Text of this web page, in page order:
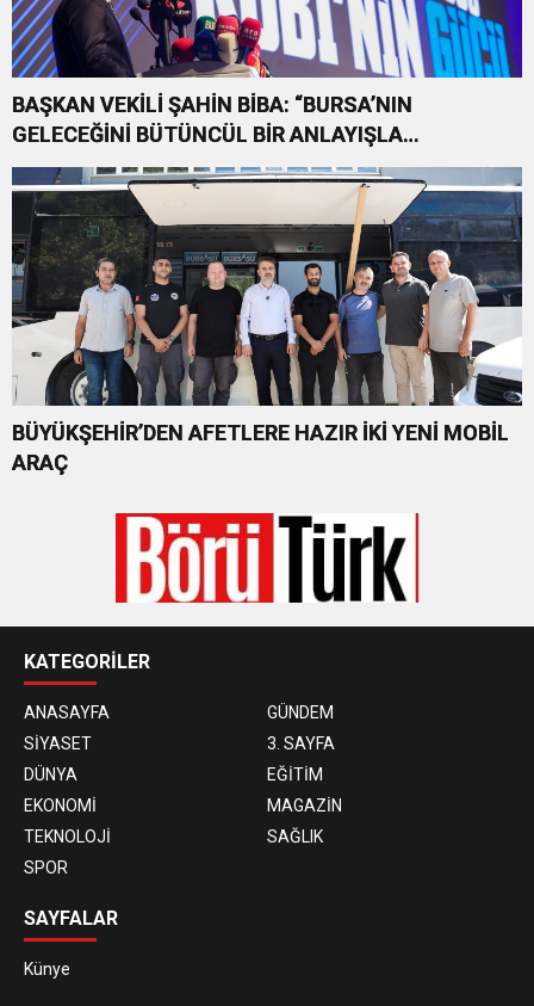
BAŞKAN VEKİLİ ŞAHİN BİBA: “BURSA’NIN
GELECEĞİNİ BÜTÜNCÜL BİR ANLAYIŞLA
PLANLIYORUZ”
BÜYÜKŞEHİR’DEN AFETLERE HAZIR İKİ YENİ MOBİL
ARAÇ
KATEGORİLER
ANASAYFA
GÜNDEM
SİYASET
3. SAYFA
DÜNYA
EĞİTİM
EKONOMİ
MAGAZİN
TEKNOLOJİ
SAĞLIK
SPOR
SAYFALAR
Künye